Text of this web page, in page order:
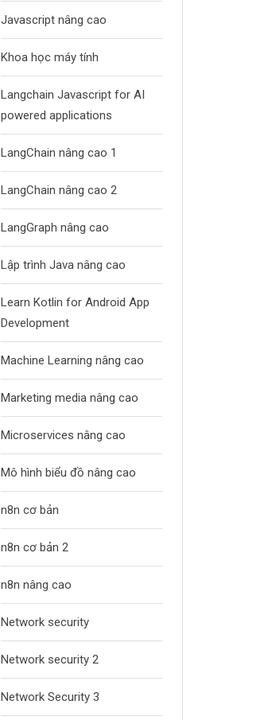
Javascript nâng cao
Khoa học máy tính
Langchain Javascript for AI
powered applications
LangChain nâng cao 1
LangChain nâng cao 2
LangGraph nâng cao
Lập trình Java nâng cao
Learn Kotlin for Android App
Development
Machine Learning nâng cao
Marketing media nâng cao
Microservices nâng cao
Mô hình biểu đồ nâng cao
n8n cơ bản
n8n cơ bản 2
n8n nâng cao
Network security
Network security 2
Network Security 3